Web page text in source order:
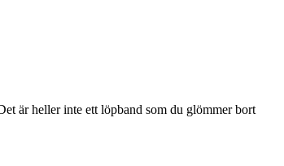
är heller inte ett löpband som du glömmer bort